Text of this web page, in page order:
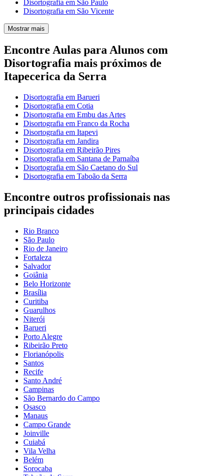
Disortografia em São Paulo
Disortografia em São Vicente
Mostrar mais
Encontre Aulas para Alunos com
Disortografia mais próximos de
Itapecerica da Serra
Disortografia em Barueri
Disortografia em Cotia
Disortografia em Embu das Artes
Disortografia em Franco da Rocha
Disortografia em Itapevi
Disortografia em Jandira
Disortografia em Ribeirão Pires
Disortografia em Santana de Parnaíba
Disortografia em São Caetano do Sul
Disortografia em Taboão da Serra
Encontre outros profissionais nas
principais cidades
Rio Branco
São Paulo
Rio de Janeiro
Fortaleza
Salvador
Goiânia
Belo Horizonte
Brasília
Curitiba
Guarulhos
Niterói
Barueri
Porto Alegre
Ribeirão Preto
Florianópolis
Santos
Recife
Santo André
Campinas
São Bernardo do Campo
Osasco
Manaus
Campo Grande
Joinville
Cuiabá
Vila Velha
Belém
Sorocaba